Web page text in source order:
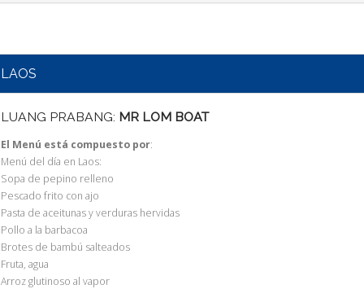
LAOS
LUANG PRABANG: MR LOM BOAT
El Menú está compuesto por:
Menú del día en Laos:
Sopa de pepino relleno
Pescado frito con ajo
Pasta de aceitunas y verduras hervidas
Pollo a la barbacoa
Brotes de bambú salteados
Fruta, agua
Arroz glutinoso al vapor